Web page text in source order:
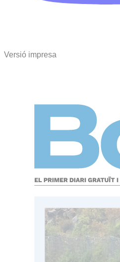
Versió impresa